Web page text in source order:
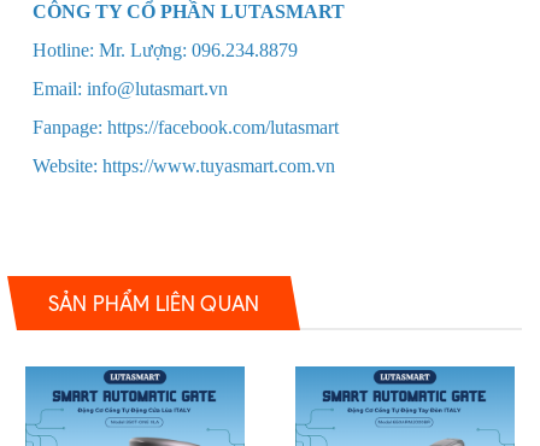
CÔNG TY CỔ PHẦN LUTASMART
Hotline: Mr. Lượng: 096.234.8879
Email: info@lutasmart.vn
Fanpage: https://facebook.com/lutasmart
Website: https://www.tuyasmart.com.vn
SẢN PHẨM LIÊN QUAN